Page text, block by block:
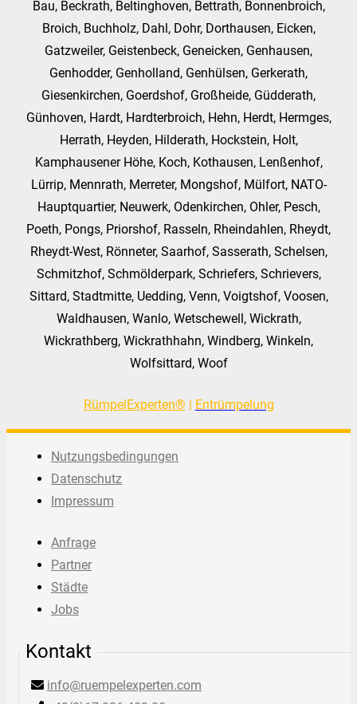
Bau, Beckrath, Beltinghoven, Bettrath, Bonnenbroich,
Broich, Buchholz, Dahl, Dohr, Dorthausen, Eicken,
Gatzweiler, Geistenbeck, Geneicken, Genhausen,
Genhodder, Genholland, Genhülsen, Gerkerath,
Giesenkirchen, Goerdshof, Großheide, Güdderath,
Günhoven, Hardt, Hardterbroich, Hehn, Herdt, Hermges,
Herrath, Heyden, Hilderath, Hockstein, Holt,
Kamphausener Höhe, Koch, Kothausen, Lenßenhof,
Lürrip, Mennrath, Merreter, Mongshof, Mülfort, NATO-
Hauptquartier, Neuwerk, Odenkirchen, Ohler, Pesch,
Poeth, Pongs, Priorshof, Rasseln, Rheindahlen, Rheydt,
Rheydt-West, Rönneter, Saarhof, Sasserath, Schelsen,
Schmitzhof, Schmölderpark, Schriefers, Schrievers,
Sittard, Stadtmitte, Uedding, Venn, Voigtshof, Voosen,
Waldhausen, Wanlo, Wetschewell, Wickrath,
Wickrathberg, Wickrathhahn, Windberg, Winkeln,
Wolfsittard, Woof
RümpelExperten® Entrümpelung
Nutzungsbedingungen
Datenschutz
Impressum
Anfrage
Partner
Städte
Jobs
Kontakt
info@ruempelexperten.com